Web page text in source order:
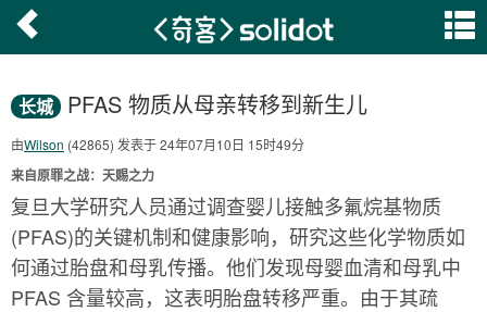
长城 PFAS 物质从母亲转移到新生儿
由Wilson (42865) 发表于 24年07月10日 15时49分
来自原罪之战：天赐之力
复旦大学研究人员通过调查婴儿接触多氟烷基物质
(PFAS)的关键机制和健康影响，研究这些化学物质如
何通过胎盘和母乳传播。他们发现母婴血清和母乳中
PFAS 含量较高，这表明胎盘转移严重。由于其疏